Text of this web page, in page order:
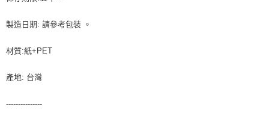
製造日期: 請參考包裝 。
材質:紙+PET
產地: 台灣
---------------